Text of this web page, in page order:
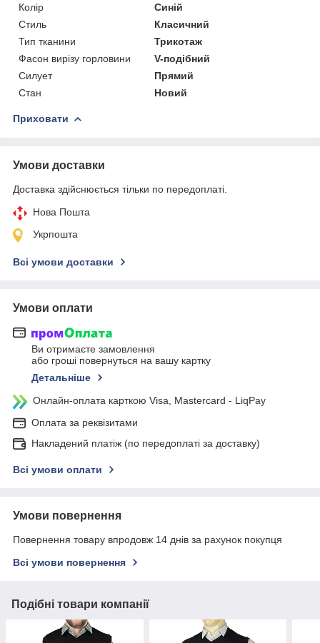
Колір
Синій
Стиль
Класичний
Тип тканини
Трикотаж
Фасон вирізу горловини
V-подібний
Силует
Прямий
Стан
Новий
Приховати
Умови доставки
Доставка здійснюється тільки по передоплаті.
Нова Пошта
Укрпошта
Всі умови доставки
Умови оплати
Ви отримаєте замовлення
або гроші повернуться на вашу картку
Детальніше
Онлайн-оплата карткою Visa, Mastercard - LiqPay
Оплата за реквізитами
Накладений платіж (по передоплаті за доставку)
Всі умови оплати
Умови повернення
Повернення товару впродовж 14 днів за рахунок покупця
Всі умови повернення
Подібні товари компанії